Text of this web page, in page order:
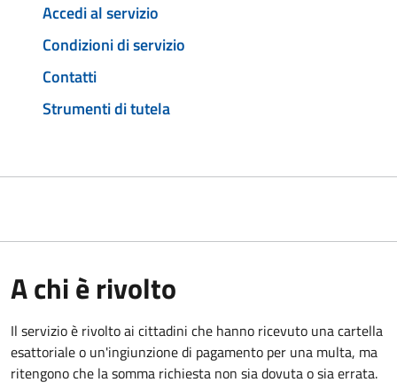
Accedi al servizio
Condizioni di servizio
Contatti
Strumenti di tutela
A chi è rivolto
Il servizio è rivolto ai cittadini che hanno ricevuto una cartella
esattoriale o un'ingiunzione di pagamento per una multa, ma
ritengono che la somma richiesta non sia dovuta o sia errata.